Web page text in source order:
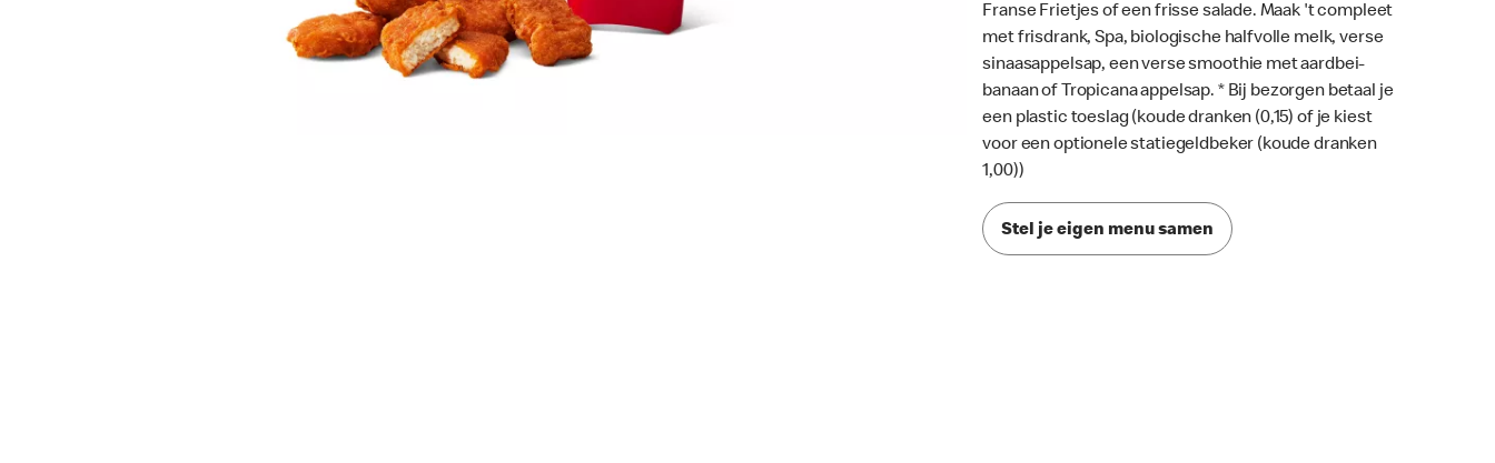
Franse Frietjes of een frisse salade. Maak 't compleet
met frisdrank, Spa, biologische halfvolle melk, verse
sinaasappelsap, een verse smoothie met aardbei-
banaan of Tropicana appelsap. * Bij bezorgen betaal je
een plastic toeslag (koude dranken (0,15) of je kiest
voor een optionele statiegeldbeker (koude dranken
1,00))
Stel je eigen menu samen